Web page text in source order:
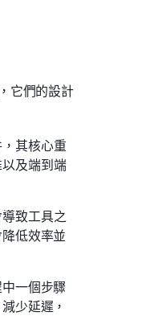
它們的設計
其核心重
及端到端
致工具之
低效率並
一個步驟
少延遲，